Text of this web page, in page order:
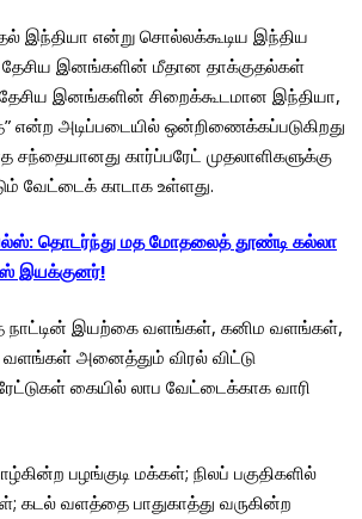
இந்தியா என்று சொல்லக்கூடிய இந்திய
தேசிய இனங்களின் மீதான தாக்குதல்கள்
தேசிய இனங்களின் சிறைக்கூடமான இந்தியா,
என்ற அடிப்படையில் ஒன்றிணைக்கப்படுகிறது
கார்ப்பரேட் முதலாளிகளுக்கு
வேட்டைக் காடாக உள்ளது.
தொடர்ந்து மத மோதலைத் தூண்டி கல்லா
இயக்குனர்!
நாட்டின் இயற்கை வளங்கள், கனிம வளங்கள்,
அனைத்தும் விரல் விட்டு
கையில் லாப வேட்டைக்காக வாரி
பழங்குடி மக்கள்; நிலப் பகுதிகளில்
கடல் வளத்தை பாதுகாத்து வருகின்ற